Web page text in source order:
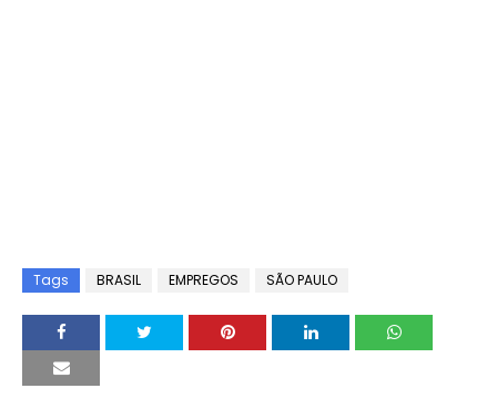
Tags BRASIL EMPREGOS SÃO PAULO